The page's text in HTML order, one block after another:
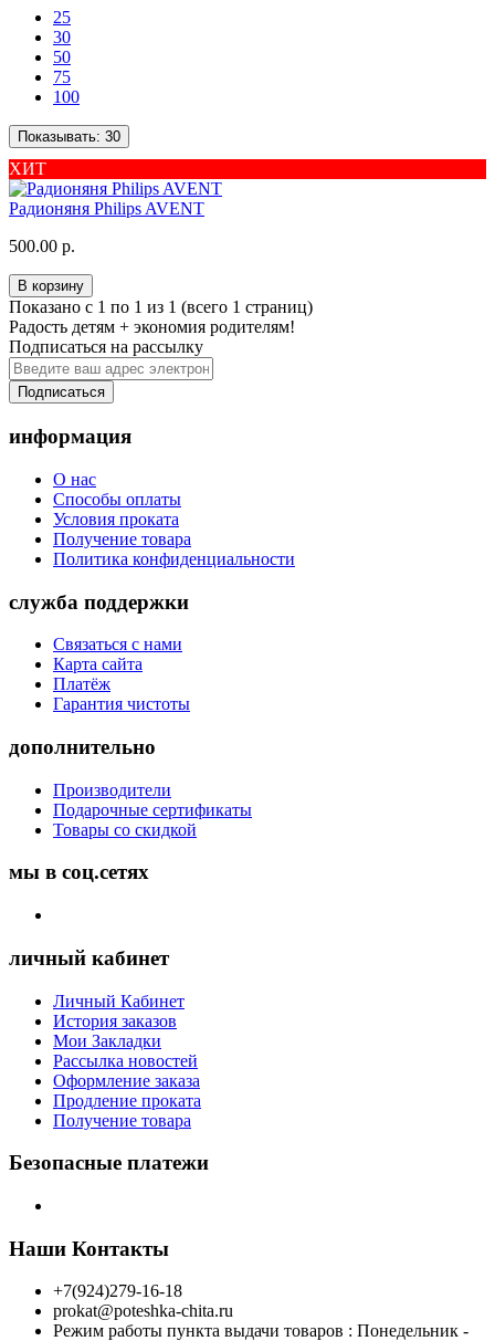
25
30
50
75
100
Показывать: 30
ХИТ
Радионяня Philips AVENT
500.00 р.
В корзину
Показано с 1 по 1 из 1 (всего 1 страниц)
Радость детям + экономия родителям!
Подписаться на рассылку
Подписаться
информация
О нас
Способы оплаты
Условия проката
Получение товара
Политика конфиденциальности
служба поддержки
Связаться с нами
Карта сайта
Платёж
Гарантия чистоты
дополнительно
Производители
Подарочные сертификаты
Товары со скидкой
мы в соц.сетях
личный кабинет
Личный Кабинет
История заказов
Мои Закладки
Рассылка новостей
Оформление заказа
Продление проката
Получение товара
Безопасные платежи
Наши Контакты
+7(924)279-16-18
prokat@poteshka-chita.ru
Режим работы пункта выдачи товаров : Понедельник -